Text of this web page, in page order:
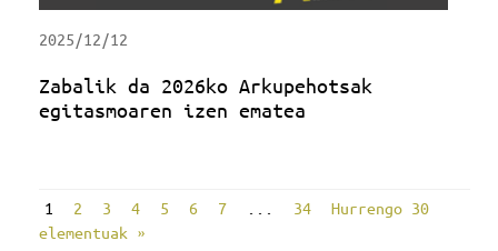
2025/12/12
Zabalik da 2026ko Arkupehotsak
egitasmoaren izen ematea
1 2 3 4 5 6 7 34
Hurrengo 30
elementuak »